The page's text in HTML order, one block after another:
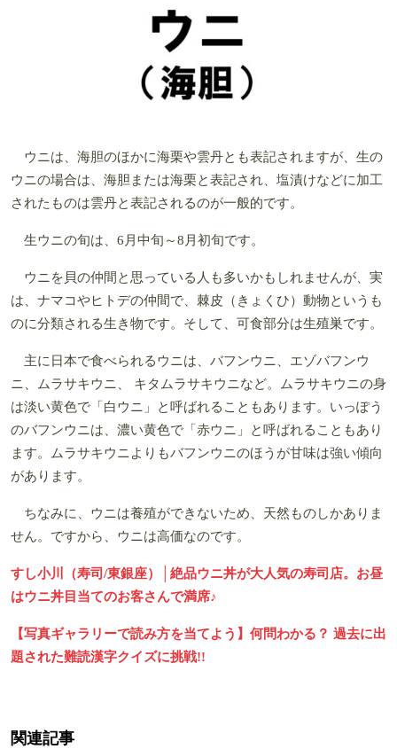
ウニは、海胆のほかに海栗や雲丹とも表記されますが、生の
ウニの場合は、海胆または海栗と表記され、塩漬けなどに加工
されたものは雲丹と表記されるのが一般的です。
生ウニの旬は、6月中旬～8月初旬です。
ウニを貝の仲間と思っている人も多いかもしれませんが、実
は、ナマコやヒトデの仲間で、棘皮（きょくひ）動物というも
のに分類される生き物です。そして、可食部分は生殖巣です。
主に日本で食べられるウニは、バフンウニ、エゾバフンウ
ニ、ムラサキウニ、 キタムラサキウニなど。ムラサキウニの身
は淡い黄色で「白ウニ」と呼ばれることもあります。いっぽう
のバフンウニは、濃い黄色で「赤ウニ」と呼ばれることもあり
ます。ムラサキウニよりもバフンウニのほうが甘味は強い傾向
があります。
ちなみに、ウニは養殖ができないため、天然ものしかありま
せん。ですから、ウニは高価なのです。
すし小川（寿司/東銀座）│絶品ウニ丼が大人気の寿司店。お昼
はウニ丼目当てのお客さんで満席♪
【写真ギャラリーで読み方を当てよう】何問わかる？ 過去に出
題された難読漢字クイズに挑戦!!
関連記事